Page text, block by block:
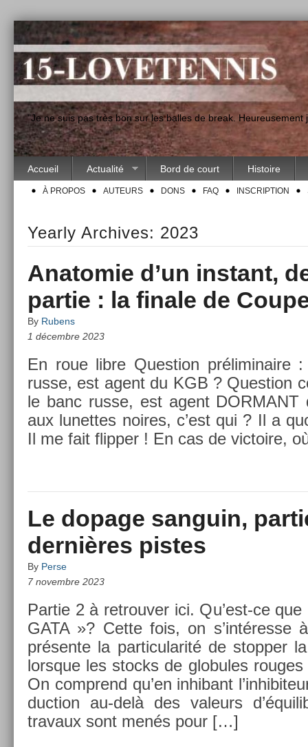
"Je ne suis pas très bon sur les balles de break.
Accueil Actualité Bord de court Histoire
À PROPOS AUTEURS DONS FAQ INSCRIPTION
Yearly Archives: 2023
Anatomie d’un instant,
partie : la finale de
By Rubens
1 décembre 2023
En roue libre Ques­tion préliminaire
russe, est agent du KGB ? Ques­tion
le banc russe, est agent
aux lunet­tes noires, c’est qui ? Il a
Il me fait flipp­er ! En cas de vic­toire,
Le dopage sanguin,
dernières pistes
By Perse
7 novembre 2023
Par­tie 2 à retro­uv­er ici. Qu’est-ce
GATA »? Cette fois, on s’intéresse
présente la par­ticularité de stopp­er
lorsque les stocks de globules
On com­prend qu’en in­hibant
duc­tion au-delà des valeurs
travaux sont menés pour […]